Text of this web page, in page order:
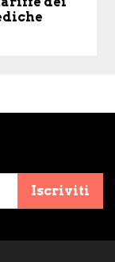
Iscriviti